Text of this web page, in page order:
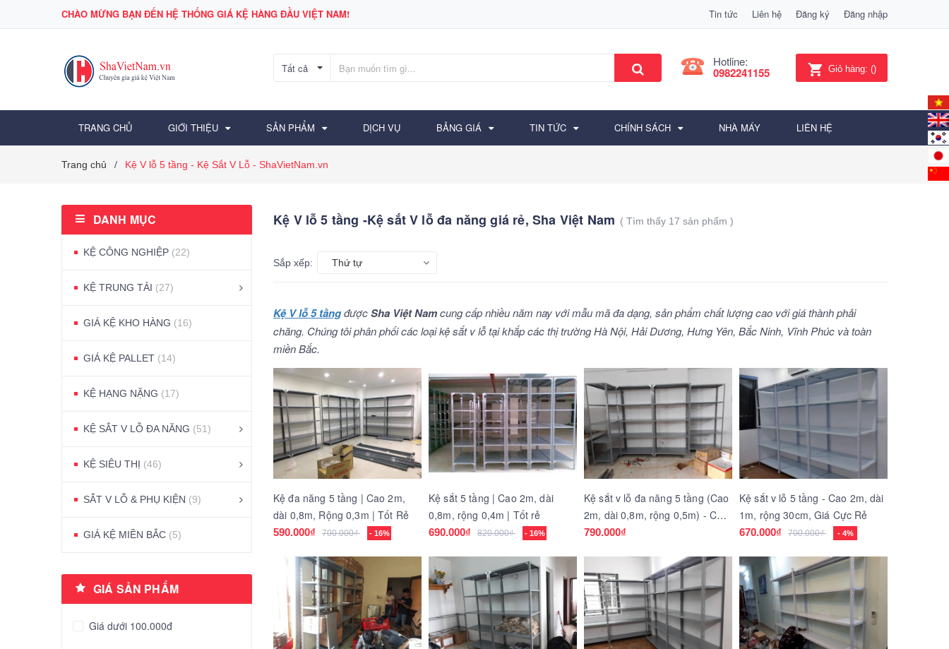
CHÀO MỪNG BẠN ĐẾN HỆ THỐNG GIÁ KỆ HÀNG ĐẦU VIỆT NAM! Tin tức Liên hệ Đăng ký Đăng nhập
Tất cả Hotline:
0982241155 Giỏ hàng: ()
TRANG CHỦ GIỚI THIỆU SẢN PHẨM DỊCH VỤ BẢNG GIÁ TIN TỨC CHÍNH SÁCH NHÀ MÁY LIÊN HỆ
Trang chủ / Kệ V lỗ 5 tầng - Kệ Sắt V Lỗ - ShaVietNam.vn
Kệ V lỗ 5 tầng -Kệ sắt V lỗ đa năng giá rẻ, Sha Việt Nam ( Tìm thấy 17 sản phẩm )
Sắp xếp: Thứ tự
Kệ V lỗ 5 tầngđượcSha Việt Namcung cấp nhiều năm nay với mẫu mã đa dạng, sản phẩm chất lượng cao với giá thành phải
chăng. Chúng tôi phân phối các loại kệ sắt v lỗ tại khắp các thị trường Hà Nội, Hải Dương, Hưng Yên, Bắc Ninh, Vĩnh Phúc và toàn
miền Bắc.
Kệ đa năng 5 tầng | Cao 2m,
dài 0,8m, Rộng 0,3m | Tốt Rẻ
590.000₫ 700.000₫ - 16%
Kệ sắt 5 tầng | Cao 2m, dài
0,8m, rộng 0,4m | Tốt rẻ
690.000₫ 820.000₫ - 16%
Kệ sắt v lỗ đa năng 5 tầng (Cao
2m, dài 0,8m, rộng 0,5m) - Chất
lương cao
790.000₫
Kệ sắt v lỗ 5 tầng - Cao 2m, dài
1m, rộng 30cm, Giá Cực Rẻ
670.000₫ 700.000₫ - 4%
DANH MỤC
KỆ CÔNG NGHIỆP (22)
KỆ TRUNG TẢI (27)
GIÁ KỆ KHO HÀNG (16)
GIÁ KỆ PALLET (14)
KỆ HẠNG NẶNG (17)
KỆ SẮT V LỖ ĐA NĂNG (51)
KỆ SIÊU THỊ (46)
SẮT V LỖ & PHỤ KIỆN (9)
GIÁ KỆ MIỀN BẮC (5)
GIÁ SẢN PHẨM
Giá dưới 100.000đ